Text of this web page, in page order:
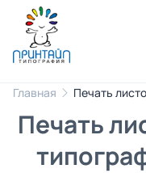
Главная Печать
Печать